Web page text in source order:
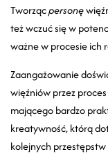
Tworzącpersonę
też wczuć się w
ważne w procesie ich
Zaangażowanie
więźniów przez
mającego bardzo
kreatywność, którą
kolejnych